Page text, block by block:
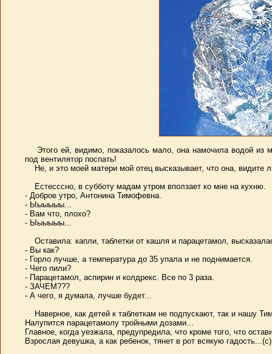
Этого ей, видимо, показалось мало, она намочила водой из
под вентилятор поспать!
Не, и это моей матери мой отец высказывает, что она, видите
Естесссно, в субботу мадам утром вползает ко мне на кухню.
- Доброе утро, Антонина Тимофевна.
- Ыыыыыы...
- Вам что, плохо?
- Ыыыыыы...
Оставила: капли, таблетки от кашля и парацетамол,
- Вы как?
- Горло лучше, а температура до 35 упала и не поднимается.
- Чего пили?
- Парацетамол, аспирин и колдрекс. Все по 3 раза.
- ЗАЧЕМ???
- А чего, я думала, лучше будет...
Наверное, как детей к таблеткам не подпускают, так и нашу
Налупится парацетамолу тройными дозами...
Главное, когда уезжала, предупредила, что кроме того, что
Взрослая девушка, а как ребенок, тянет в рот всякую гадость...(с)